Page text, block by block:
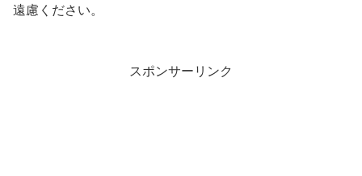
遠慮ください。
スポンサーリンク